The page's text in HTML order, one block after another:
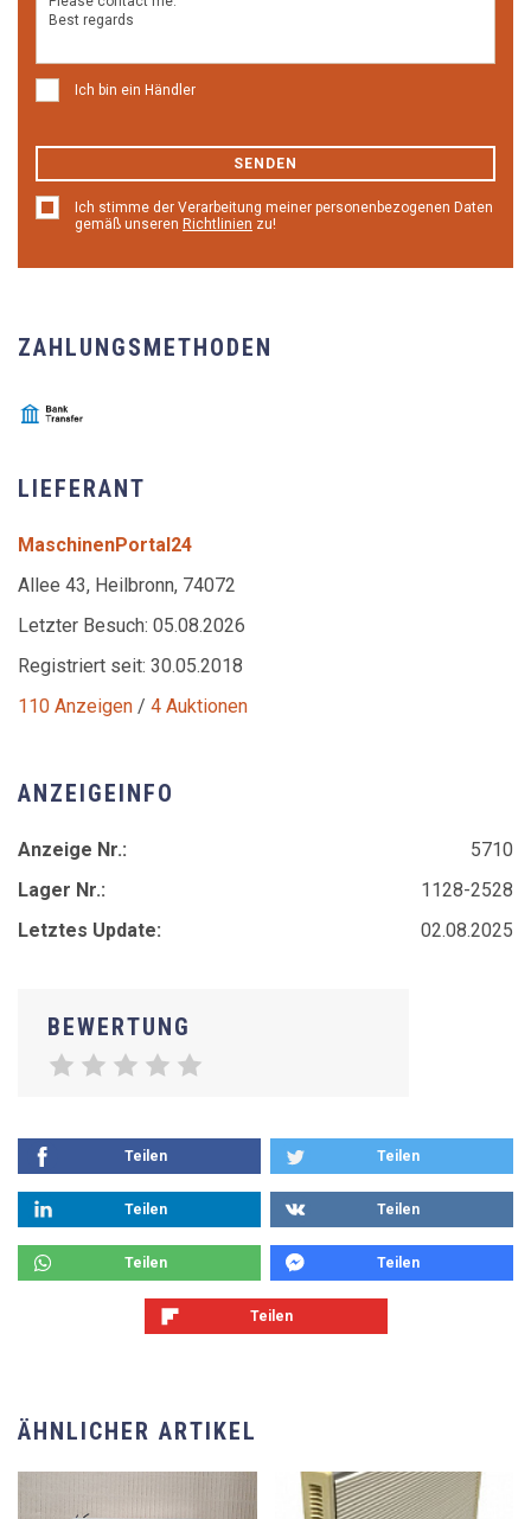
Ich bin ein Händler
SENDEN
Ich stimme der Verarbeitung meiner personenbezogenen Daten
gemäß unseren Richtlinien zu!
ZAHLUNGSMETHODEN
LIEFERANT
MaschinenPortal24
Allee 43, Heilbronn, 74072
Letzter Besuch: 05.08.2026
Registriert seit: 30.05.2018
110 Anzeigen / 4 Auktionen
ANZEIGEINFO
Anzeige Nr.:
5710
Lager Nr.:
1128-2528
Letztes Update:
02.08.2025
BEWERTUNG
Teilen Teilen
Teilen Teilen
Teilen Teilen
Teilen
ÄHNLICHER ARTIKEL